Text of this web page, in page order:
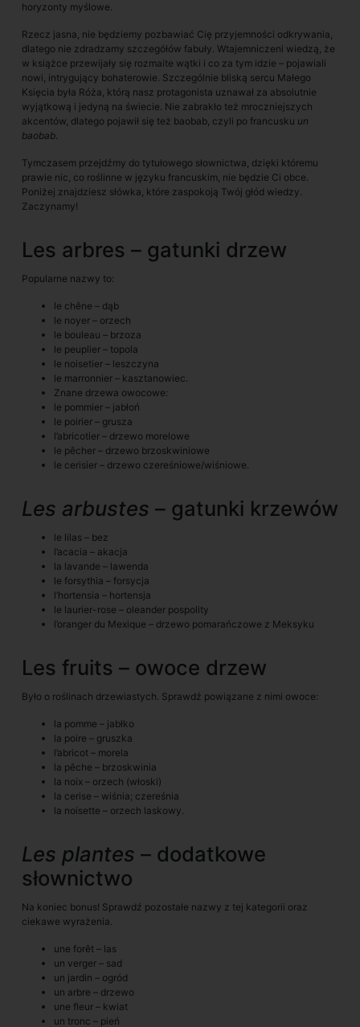
horyzonty myślowe.
Rzecz jasna, nie będziemy pozbawiać Cię przyjemności odkrywania,
dlatego nie zdradzamy szczegółów fabuły. Wtajemniczeni wiedzą, że
w książce przewijały się rozmaite wątki i co za tym idzie – pojawiali
nowi, intrygujący bohaterowie. Szczególnie bliską sercu Małego
Księcia była Róża, którą nasz protagonista uznawał za absolutnie
wyjątkową i jedyną na świecie. Nie zabrakło też mroczniejszych
akcentów, dlatego pojawił się też baobab, czyli po francusku un
baobab.
Tymczasem przejdźmy do tytułowego słownictwa, dzięki któremu
prawie nic, co roślinne w języku francuskim, nie będzie Ci obce.
Poniżej znajdziesz słówka, które zaspokoją Twój głód wiedzy.
Zaczynamy!
Les arbres – gatunki drzew
Popularne nazwy to:
le chêne – dąb
le noyer – orzech
le bouleau – brzoza
le peuplier – topola
le noisetier – leszczyna
le marronnier – kasztanowiec.
Znane drzewa owocowe:
le pommier – jabłoń
le poirier – grusza
l’abricotier – drzewo morelowe
le pêcher – drzewo brzoskwiniowe
le cerisier – drzewo czereśniowe/wiśniowe.
Les arbustes – gatunki krzewów
le lilas – bez
l’acacia – akacja
la lavande – lawenda
le forsythia – forsycja
l’hortensia – hortensja
le laurier-rose – oleander pospolity
l’oranger du Mexique – drzewo pomarańczowe z Meksyku
Les fruits – owoce drzew
Było o roślinach drzewiastych. Sprawdź powiązane z nimi owoce:
la pomme – jabłko
la poire – gruszka
l’abricot – morela
la pêche – brzoskwinia
la noix – orzech (włoski)
la cerise – wiśnia; czereśnia
la noisette – orzech laskowy.
Les plantes – dodatkowe
słownictwo
Na koniec bonus! Sprawdź pozostałe nazwy z tej kategorii oraz
ciekawe wyrażenia.
une forêt – las
un verger – sad
un jardin – ogród
un arbre – drzewo
une fleur – kwiat
un tronc – pień